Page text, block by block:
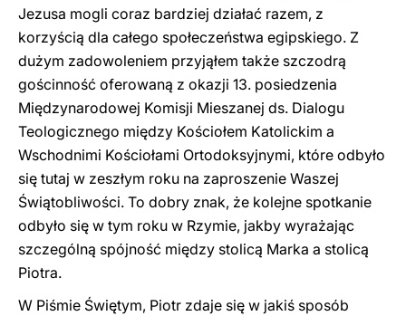
Jezusa mogli coraz bardziej działać razem, z
korzyścią dla całego społeczeństwa egipskiego. Z
dużym zadowoleniem przyjąłem także szczodrą
gościnność oferowaną z okazji 13. posiedzenia
Międzynarodowej Komisji Mieszanej ds. Dialogu
Teologicznego między Kościołem Katolickim a
Wschodnimi Kościołami Ortodoksyjnymi, które odbyło
się tutaj w zeszłym roku na zaproszenie Waszej
Świątobliwości. To dobry znak, że kolejne spotkanie
odbyło się w tym roku w Rzymie, jakby wyrażając
szczególną spójność między stolicą Marka a stolicą
Piotra.
W Piśmie Świętym, Piotr zdaje się w jakiś sposób